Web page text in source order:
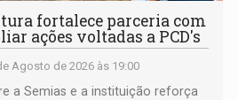
fortalece parceria com
ações voltadas a PCD's
Agosto de 2026 às 19:00
a Semias e a instituição reforça